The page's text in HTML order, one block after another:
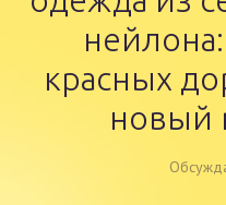
красных
новый